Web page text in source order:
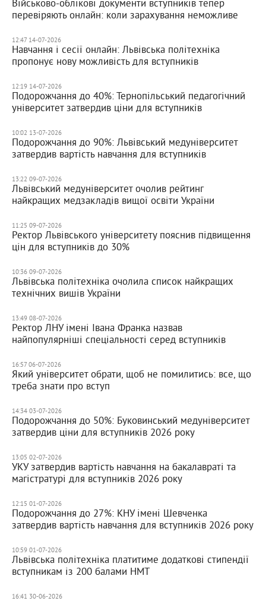
Військово-облікові документи вступників тепер
перевіряють онлайн: коли зарахування неможливе
12:47 14-07-2026
Навчання і сесії онлайн: Львівська політехніка
пропонує нову можливість для вступників
12:19 14-07-2026
Подорожчання до 40%: Тернопільський педагогічний
університет затвердив ціни для вступників
10:02 13-07-2026
Подорожчання до 90%: Львівський медуніверситет
затвердив вартість навчання для вступників
13:22 09-07-2026
Львівський медуніверситет очолив рейтинг
найкращих медзакладів вищої освіти України
11:25 09-07-2026
Ректор Львівського університету пояснив підвищення
цін для вступників до 30%
10:36 09-07-2026
Львівська політехніка очолила список найкращих
технічних вишів України
13:49 08-07-2026
Ректор ЛНУ імені Івана Франка назвав
найпопулярніші спеціальності серед вступників
16:57 06-07-2026
Який університет обрати, щоб не помилитись: все, що
треба знати про вступ
14:34 03-07-2026
Подорожчання до 50%: Буковинський медуніверситет
затвердив ціни для вступників 2026 року
13:05 02-07-2026
УКУ затвердив вартість навчання на бакалавраті та
магістратурі для вступників 2026 року
12:15 01-07-2026
Подорожчання до 27%: КНУ імені Шевченка
затвердив вартість навчання для вступників 2026 року
10:59 01-07-2026
Львівська політехніка платитиме додаткові стипендії
вступникам із 200 балами НМТ
16:41 30-06-2026